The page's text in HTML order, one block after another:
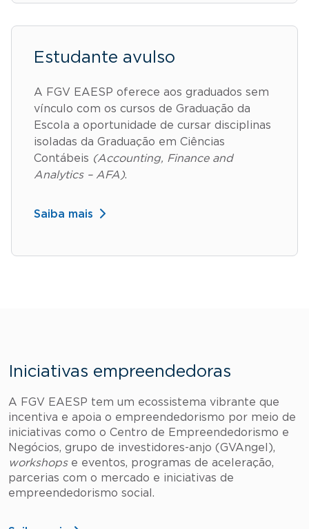
Estudante avulso
A FGV EAESP oferece aos graduados sem
vínculo com os cursos de Graduação da
Escola a oportunidade de cursar disciplinas
isoladas da Graduação em Ciências
Contábeis (Accounting, Finance and
Analytics – AFA).
Saiba mais
Iniciativas empreendedoras
A FGV EAESP tem um ecossistema vibrante que
incentiva e apoia o empreendedorismo por meio de
iniciativas como o Centro de Empreendedorismo e
Negócios, grupo de investidores-anjo (GVAngel),
workshopse eventos, programas de aceleração,
parcerias com o mercado e iniciativas de
empreendedorismo social.